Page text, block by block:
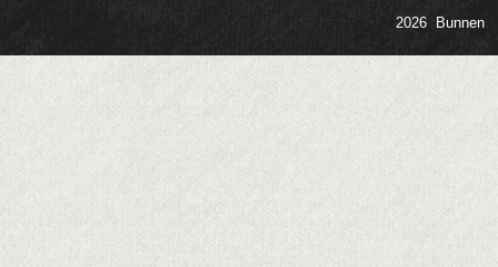
2026 Bunnen